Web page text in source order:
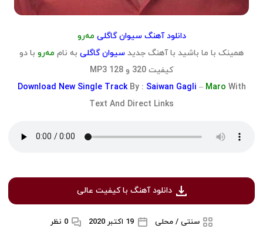
دانلود آهنگ سیوان گاگلی مەرو
همینک با ما باشید با آهنگ جدید سیوان گاگلی به نام مەرو با دو
کیفیت 320 و 128 MP3
Download New Single Track By : Saiwan Gagli – Maro With
Text And Direct Links
دانلود آهنگ با کیفیت عالی
سنتی / محلی 19 اکتبر 2020 0 نظر